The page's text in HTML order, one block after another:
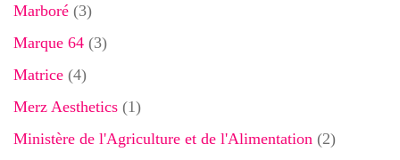
Marboré (3)
Marque 64 (3)
Matrice (4)
Merz Aesthetics (1)
Ministère de l'Agriculture et de l'Alimentation (2)